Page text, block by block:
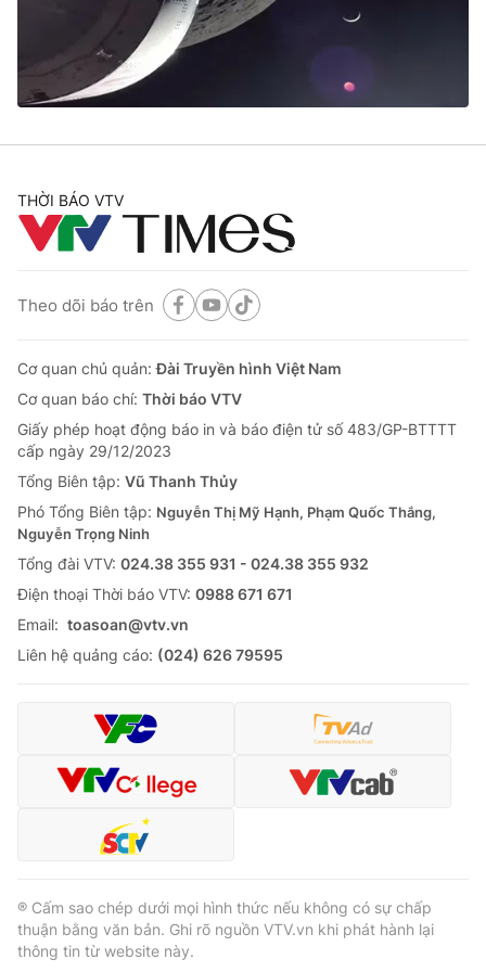
Thị trường
Tư vấn
Lịch phát sóng
Chuyên mục khác
Photo Infographic
Video Shorts video
VTV Money VTV Thể thao
VTV Sức khoẻ Bất động sản
Thị trường 24h
VTV4 Vươn mình bằng AI
VTV9
Theo dõi báo trên
THỜI BÁO VTV
Theo dõi báo trên
Cơ quan chủ quản:Đài Truyền hình Việt Nam
Cơ quan báo chí: Thời báo VTV
Giấy phép hoạt động báo in và báo điện tử số 483/GP-BTTTT
cấp ngày 29/12/2023
Tổng Biên tập: Vũ Thanh Thủy
Phó Tổng Biên tập: Nguyễn Thị Mỹ Hạnh, Phạm Quốc Thắng,
Nguyễn Trọng Ninh
Tổng đài VTV: 024.38 355 931 - 024.38 355 932
Ðiện thoại Thời báo VTV: 0988 671 671
Email: toasoan@vtv.vn
Liên hệ quảng cáo: (024) 626 79595
® Cấm sao chép dưới mọi hình thức nếu không có sự chấp
thuận bằng văn bản. Ghi rõ nguồn VTV.vn khi phát hành lại
thông tin từ website này.